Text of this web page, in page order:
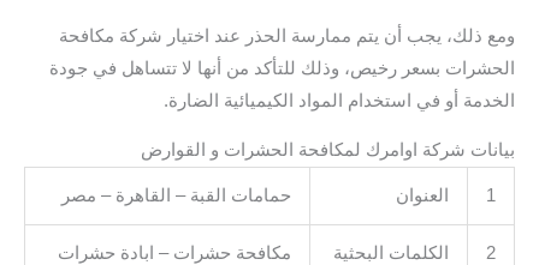
ومع ذلك، يجب أن يتم ممارسة الحذر عند اختيار شركة مكافحة
الحشرات بسعر رخيص، وذلك للتأكد من أنها لا تتساهل في جودة
الخدمة أو في استخدام المواد الكيميائية الضارة.
بيانات شركة اوامرك لمكافحة الحشرات و القوارض
1 العنوان حمامات القبة – القاهرة – مصر
2 الكلمات البحثية
مكافحة حشرات – ابادة حشرات